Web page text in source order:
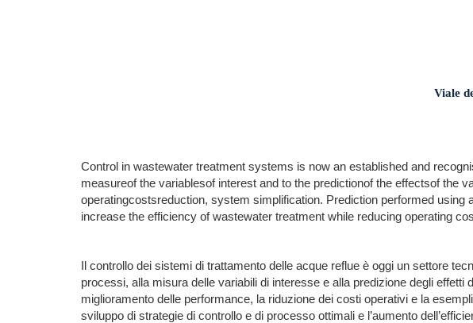
Viale
Control in wastewater treatment systems is now an established and
measureof the variablesof interest and to the predictionof the effectsof the
operatingcostsreduction, system simplification. Prediction performed
increase the efficiency of wastewater treatment while reducing operating
Il controllo dei sistemi di trattamento delle acque reflue è oggi un settore
processi, alla misura delle variabili di interesse e alla predizione degli
miglioramento delle performance, la riduzione dei costi operativi e la
sviluppo di strategie di controllo e di processo ottimali e l’aumento